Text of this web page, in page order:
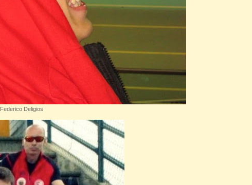
Federico Deligios